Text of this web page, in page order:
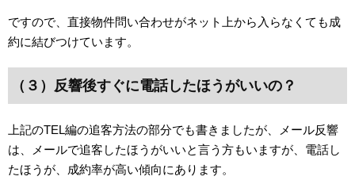
ですので、直接物件問い合わせがネット上から入らなくても成
約に結びつけています。
（３）反響後すぐに電話したほうがいいの？
上記のTEL編の追客方法の部分でも書きましたが、メール反響
は、メールで追客したほうがいいと言う方もいますが、電話し
たほうが、成約率が高い傾向にあります。